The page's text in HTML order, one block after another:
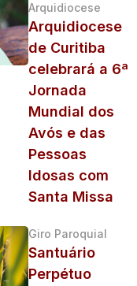
Arquidiocese
Arquidiocese
de Curitiba
celebrará a 6ª
Jornada
Mundial dos
Avós e das
Pessoas
Idosas com
Santa Missa
Giro Paroquial
Santuário
Perpétuo